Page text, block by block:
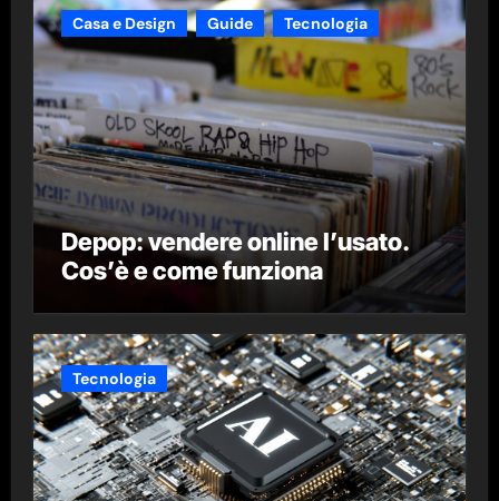
Casa e Design Guide Tecnologia
Depop: vendere online l’usato.
Cos’è e come funziona
Tecnologia